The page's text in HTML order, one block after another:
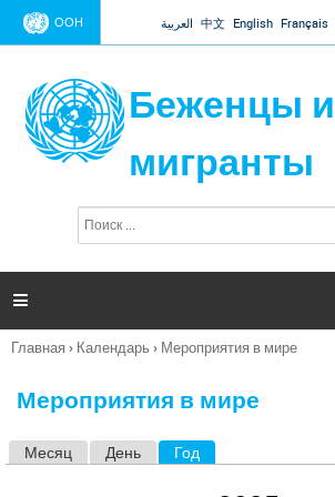
Jump to navigation
ООН العربية 中文 English Français
Беженцы и
мигранты
п
и

Вы
Главная › Календарь › Мероприятия в мире
Мероприятия в мире
Месяц День Год